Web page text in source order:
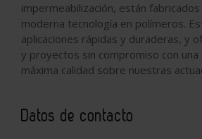
impermeabilización, están fabricados
moderna tecnología en polímeros.
aplicaciones rápidas y duraderas, y
y proyectos sin compromiso con una
máxima calidad sobre nuestras
Datos de contacto